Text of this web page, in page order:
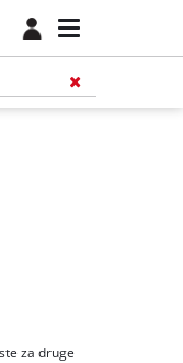
za druge